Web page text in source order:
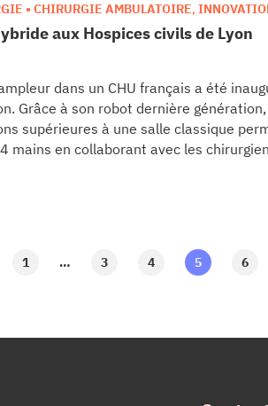
aux Hospices civils de Lyon
• CHIRURGIE AMBULATOIRE,
dans un CHU français a été
Grâce à son robot dernière
supérieures à une salle classique
mains en collaborant avec les
1 … 3 4 5 6